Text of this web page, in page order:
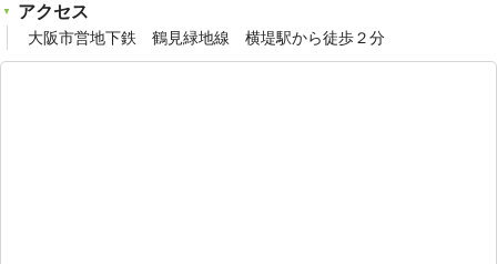
アクセス
大阪市営地下鉄 鶴見緑地線 横堤駅から徒歩２分